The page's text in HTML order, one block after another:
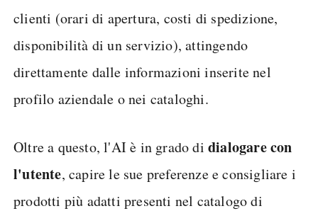
clienti (orari di apertura, costi di spedizione,
disponibilità di un servizio), attingendo
direttamente dalle informazioni inserite nel
profilo aziendale o nei cataloghi.
Oltre a questo, l'AI è in grado di dialogare con
l'utente, capire le sue preferenze e consigliare i
prodotti più adatti presenti nel catalogo di